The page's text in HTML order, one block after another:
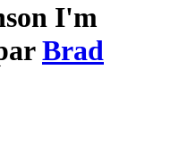
I'm
Brad